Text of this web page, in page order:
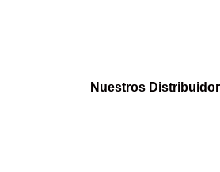
Nuestros